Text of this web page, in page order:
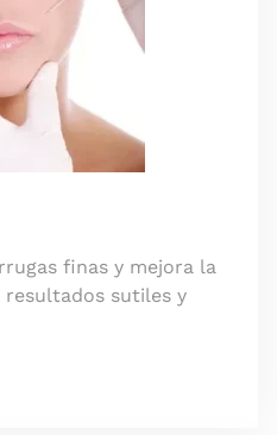
finas y mejora la
sutiles y